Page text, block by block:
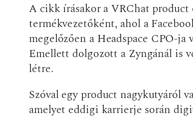
A cikk írásakor a VRChat
termékvezetőként, ahol a
megelőzően a Headspace CPO-
Emellett dolgozott a Zyngánál is
létre.
Szóval egy product nagykutyáról
amelyet eddigi karrierje során